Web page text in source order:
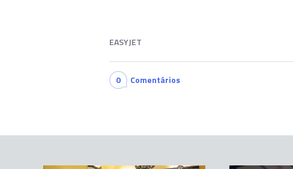
EASYJET
0 Comentários